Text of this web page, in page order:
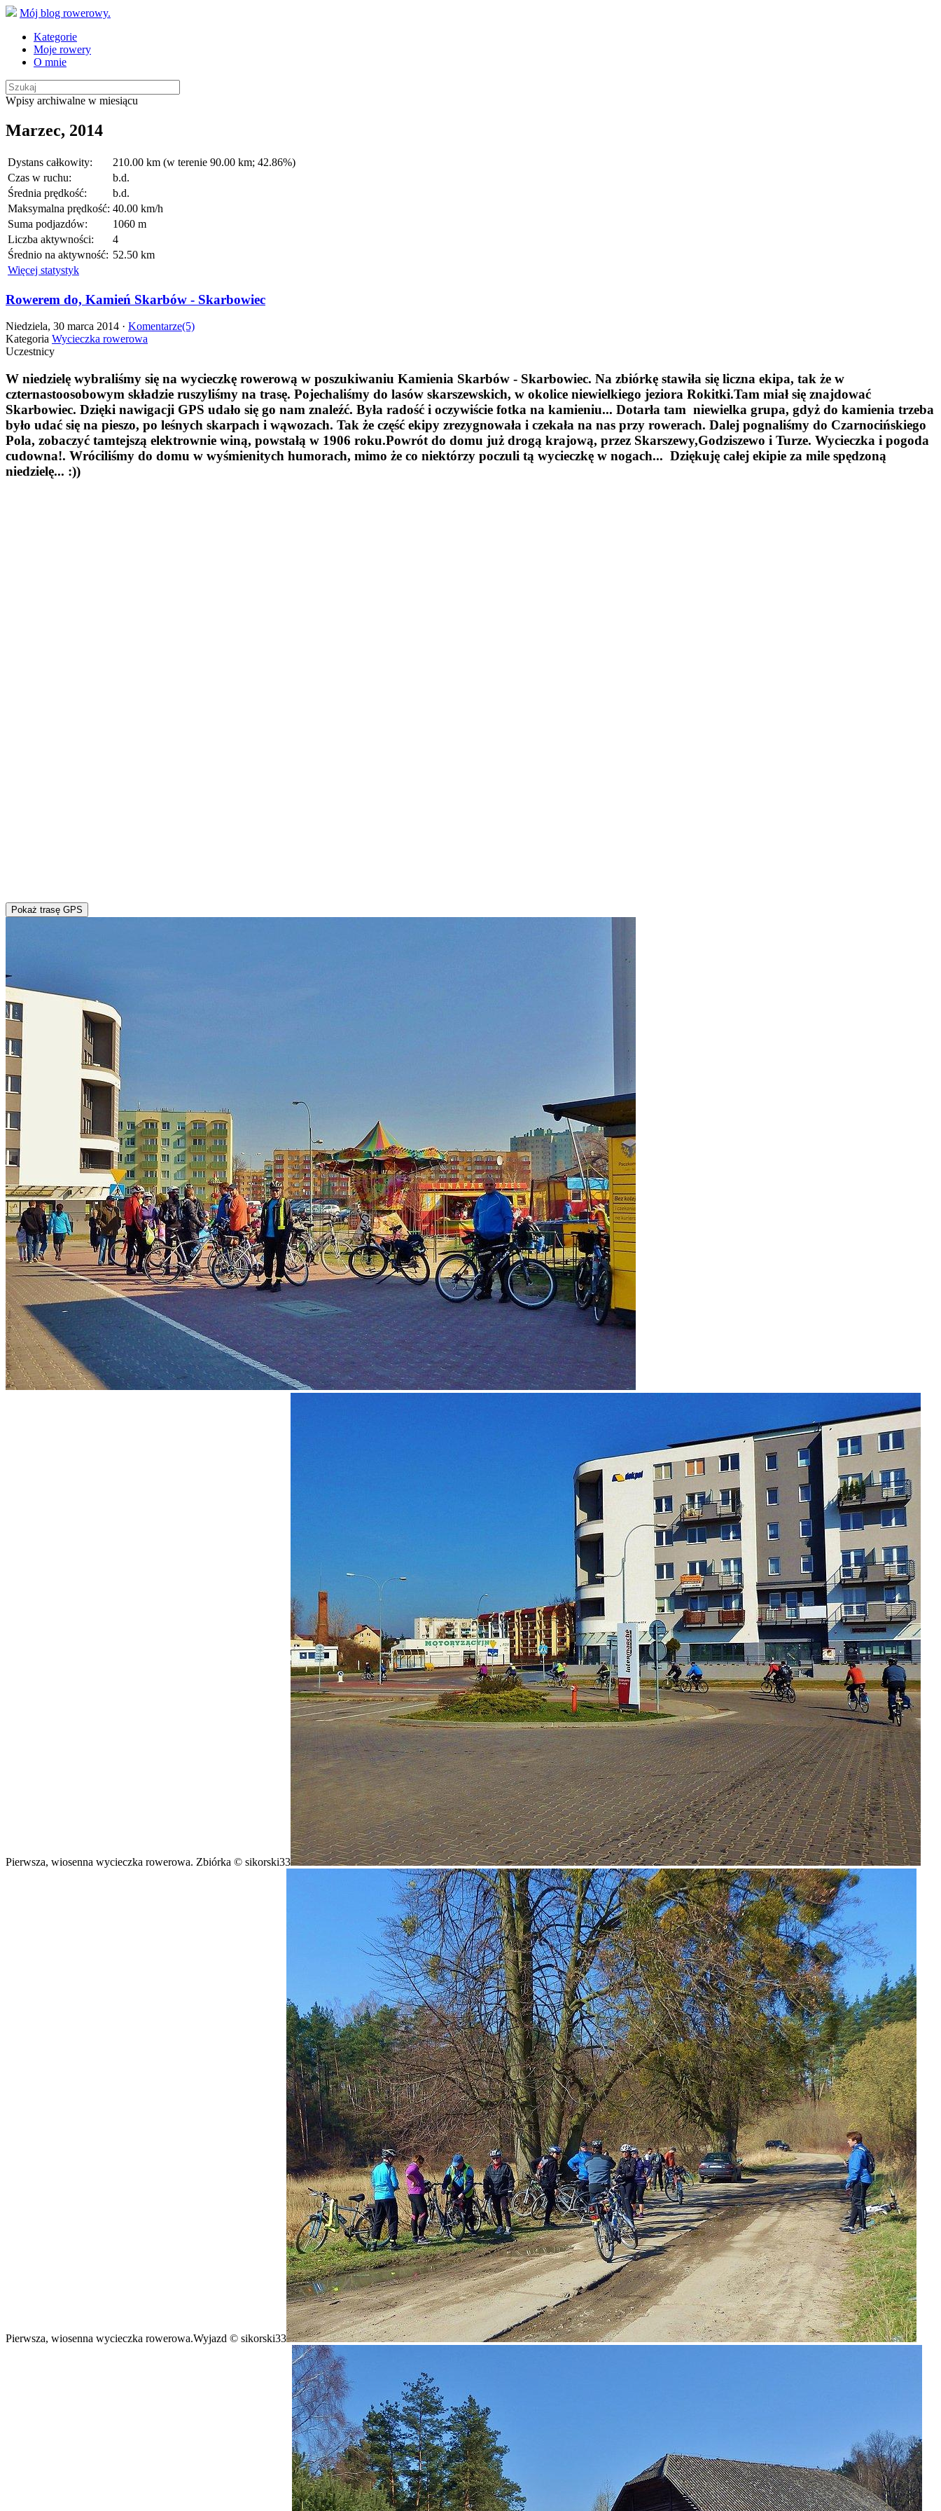
Mój blog rowerowy.
Kategorie
Moje rowery
O mnie
Wpisy archiwalne w miesiącu
Marzec, 2014
Dystans całkowity:
210.00 km (w terenie 90.00 km; 42.86%)
Czas w ruchu:
b.d.
Średnia prędkość:
b.d.
Maksymalna prędkość: 40.00 km/h
Suma podjazdów:
1060 m
Liczba aktywności:
4
Średnio na aktywność: 52.50 km
Więcej statystyk
Rowerem do, Kamień Skarbów - Skarbowiec
Niedziela, 30 marca 2014 · Komentarze(5)
Kategoria Wycieczka rowerowa
Uczestnicy
W niedzielę wybraliśmy się na wycieczkę rowerową w poszukiwaniu Kamienia Skarbów - Skarbowiec. Na zbiórkę stawiła się liczna ekipa, tak że w
czternastoosobowym składzie ruszyliśmy na trasę. Pojechaliśmy do lasów skarszewskich, w okolice niewielkiego jeziora Rokitki.Tam miał się znajdować
Skarbowiec. Dzięki nawigacji GPS udało się go nam znaleźć. Była radość i oczywiście fotka na kamieniu... Dotarła tam niewielka grupa, gdyż do kamienia trzeba
było udać się na pieszo, po leśnych skarpach i wąwozach. Tak że część ekipy zrezygnowała i czekała na nas przy rowerach. Dalej pognaliśmy do Czarnocińskiego
Pola, zobaczyć tamtejszą elektrownie winą, powstałą w 1906 roku.Powrót do domu już drogą krajową, przez Skarszewy,Godziszewo i Turze. Wycieczka i pogoda
cudowna!. Wróciliśmy do domu w wyśmienitych humorach, mimo że co niektórzy poczuli tą wycieczkę w nogach... Dziękuję całej ekipie za mile spędzoną
niedzielę... :))
Pokaż trasę GPS
Pierwsza, wiosenna wycieczka rowerowa. Zbiórka © sikorski33
Pierwsza, wiosenna wycieczka rowerowa.Wyjazd © sikorski33